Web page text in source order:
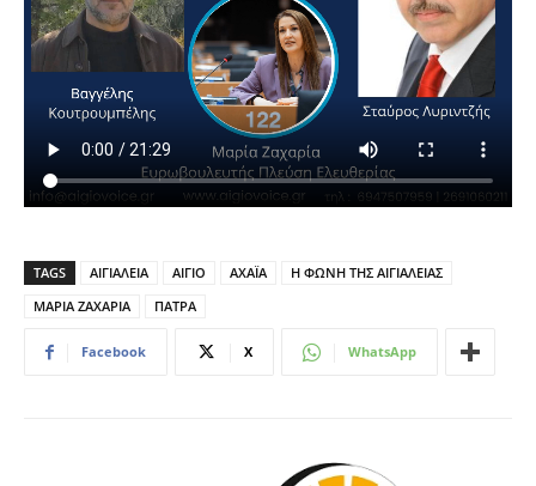
TAGS ΑΙΓΙΑΛΕΙΑ ΑΙΓΙΟ ΑΧΑΪΑ
Η ΦΩΝΗ ΤΗΣ ΑΙΓΙΑΛΕΙΑΣ
ΜΑΡΙΑ ΖΑΧΑΡΙΑ
ΠΑΤΡΑ
Facebook X WhatsApp